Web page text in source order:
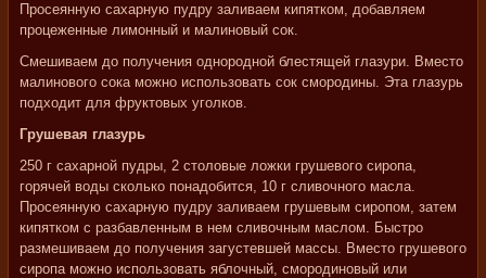
Просеянную сахарную пудру заливаем кипятком, добавляем
процеженные лимонный и малиновый сок.
Смешиваем до получения однородной блестящей глазури. Вместо
малинового сока можно использовать сок смородины. Эта глазурь
подходит для фруктовых уголков.
Грушевая глазурь
250 г сахарной пудры, 2 столовые ложки грушевого сиропа,
горячей воды сколько понадобится, 10 г сливочного масла.
Просеянную сахарную пудру заливаем грушевым сиропом, затем
кипятком с разбавленным в нем сливочным маслом. Быстро
размешиваем до получения загустевшей массы. Вместо грушевого
сиропа можно использовать яблочный, смородиновый или